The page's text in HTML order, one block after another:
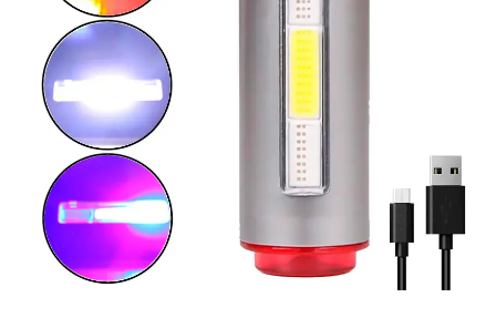
VESTUÁRIO
CENTRAL
ATENDIMENTO
(11)
4440-
2772